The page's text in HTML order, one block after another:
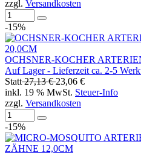
zzgl. Versandkosten
-15%
OCHSNER-KOCHER
Auf Lager - Lieferzeit ca. 2-5
Statt27,13 €23,06 €
inkl. 19 % MwSt. Steuer-Info
zzgl. Versandkosten
-15%